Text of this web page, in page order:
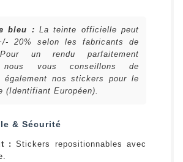
bleu : La teinte officielle peut
20% selon les fabricants de
un rendu parfaitement
nous vous conseillons de
également nos stickers pour le
(Identifiant Européen).
& Sécurité
: Stickers repositionnables avec